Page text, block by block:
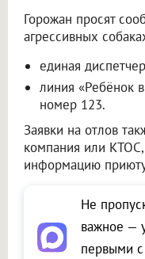
Горожан просят
агрессивных
единая
линия «Ребёнок
номер 123.
Заявки на отлов
компания или
информацию
Не
важное —
первыми